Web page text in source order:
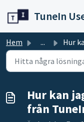
TuneIn
Hem ... Hur kan jag flytta
Hur kan
från